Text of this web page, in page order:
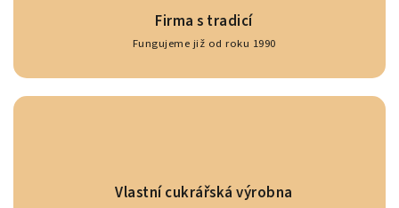
Firma s tradicí
Fungujeme již od roku 1990
Vlastní cukrářská výrobna